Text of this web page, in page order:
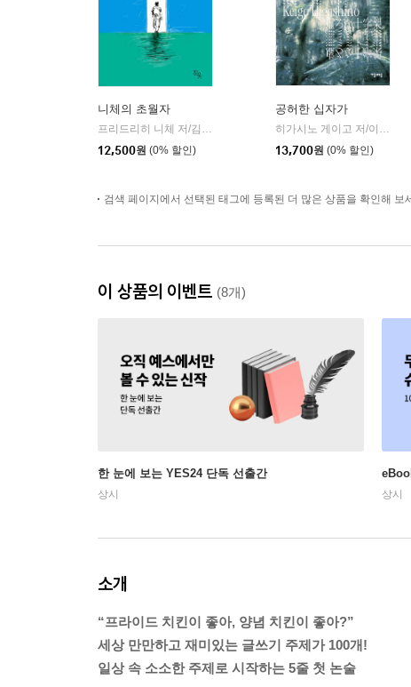
니체의 초월자
프리드리히 니체 저/김철 편역
12,500원 (0% 할인)
공허한 십자가
히가시노 게이고 저/이선희 역
13,700원 (0% 할인)
검색 페이지에서 선택된 태그에 등록된 더 많은 상품을 확인해 보
이 상품의 이벤트 (8개)
한 눈에 보는 YES24 단독 선출간
상시 상시
소개
“프라이드 치킨이 좋아, 양념 치킨이 좋아?”
세상 만만하고 재미있는 글쓰기 주제가 100개!
일상 속 소소한 주제로 시작하는 5줄 첫 논술